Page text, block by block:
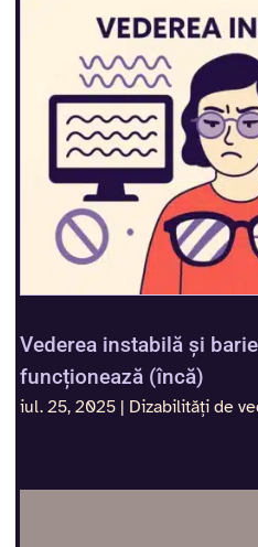
Vederea instabilă și
funcționează (încă)
iul. 25, 2025 | Dizabilități de